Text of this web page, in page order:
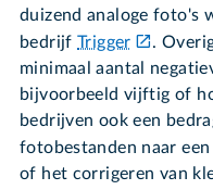
duizend analoge foto's
bedrijfTrigger
.
minimaal aantal
bijvoorbeeld vijftig of
bedrijven ook een
fotobestanden naar een
of het corrigeren van